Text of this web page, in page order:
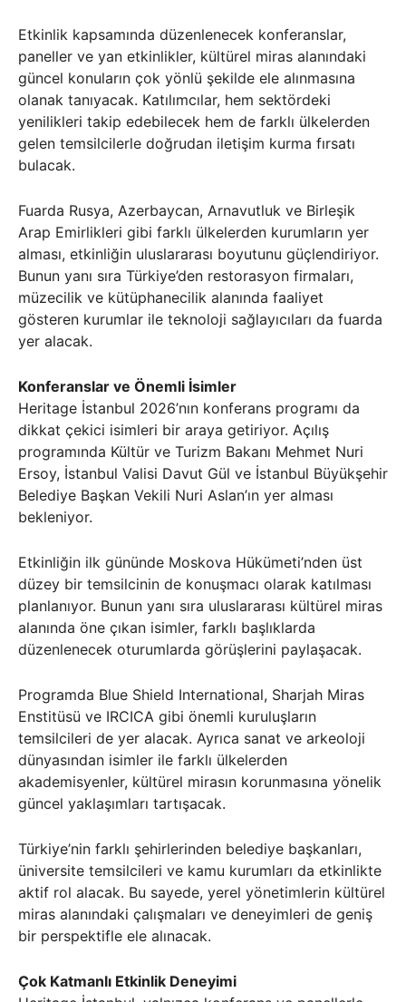
Etkinlik kapsamında düzenlenecek konferanslar,
paneller ve yan etkinlikler, kültürel miras alanındaki
güncel konuların çok yönlü şekilde ele alınmasına
olanak tanıyacak. Katılımcılar, hem sektördeki
yenilikleri takip edebilecek hem de farklı ülkelerden
gelen temsilcilerle doğrudan iletişim kurma fırsatı
bulacak.
Fuarda Rusya, Azerbaycan, Arnavutluk ve Birleşik
Arap Emirlikleri gibi farklı ülkelerden kurumların yer
alması, etkinliğin uluslararası boyutunu güçlendiriyor.
Bunun yanı sıra Türkiye’den restorasyon firmaları,
müzecilik ve kütüphanecilik alanında faaliyet
gösteren kurumlar ile teknoloji sağlayıcıları da fuarda
yer alacak.
Konferanslar ve Önemli İsimler
Heritage İstanbul 2026’nın konferans programı da
dikkat çekici isimleri bir araya getiriyor. Açılış
programında Kültür ve Turizm Bakanı Mehmet Nuri
Ersoy, İstanbul Valisi Davut Gül ve İstanbul Büyükşehir
Belediye Başkan Vekili Nuri Aslan’ın yer alması
bekleniyor.
Etkinliğin ilk gününde Moskova Hükümeti’nden üst
düzey bir temsilcinin de konuşmacı olarak katılması
planlanıyor. Bunun yanı sıra uluslararası kültürel miras
alanında öne çıkan isimler, farklı başlıklarda
düzenlenecek oturumlarda görüşlerini paylaşacak.
Programda Blue Shield International, Sharjah Miras
Enstitüsü ve IRCICA gibi önemli kuruluşların
temsilcileri de yer alacak. Ayrıca sanat ve arkeoloji
dünyasından isimler ile farklı ülkelerden
akademisyenler, kültürel mirasın korunmasına yönelik
güncel yaklaşımları tartışacak.
Türkiye’nin farklı şehirlerinden belediye başkanları,
üniversite temsilcileri ve kamu kurumları da etkinlikte
aktif rol alacak. Bu sayede, yerel yönetimlerin kültürel
miras alanındaki çalışmaları ve deneyimleri de geniş
bir perspektifle ele alınacak.
Çok Katmanlı Etkinlik Deneyimi